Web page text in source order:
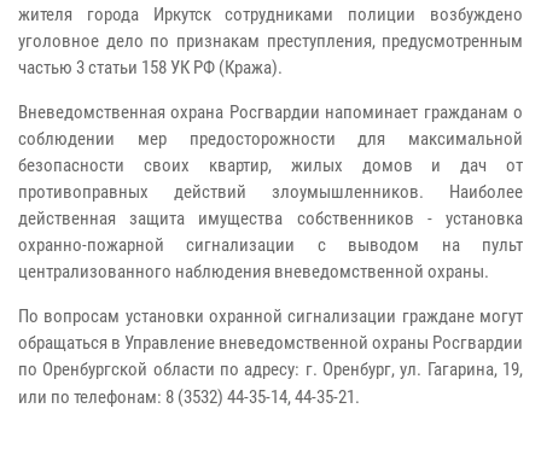
жителя города Иркутск сотрудниками полиции возбуждено
уголовное дело по признакам преступления, предусмотренным
частью 3 статьи 158 УК РФ (Кража).
Вневедомственная охрана Росгвардии напоминает гражданам о
соблюдении мер предосторожности для максимальной
безопасности своих квартир, жилых домов и дач от
противоправных действий злоумышленников. Наиболее
действенная защита имущества собственников - установка
охранно-пожарной сигнализации с выводом на пульт
централизованного наблюдения вневедомственной охраны.
По вопросам установки охранной сигнализации граждане могут
обращаться в Управление вневедомственной охраны Росгвардии
по Оренбургской области по адресу: г. Оренбург, ул. Гагарина, 19,
или по телефонам: 8 (3532) 44-35-14, 44-35-21.